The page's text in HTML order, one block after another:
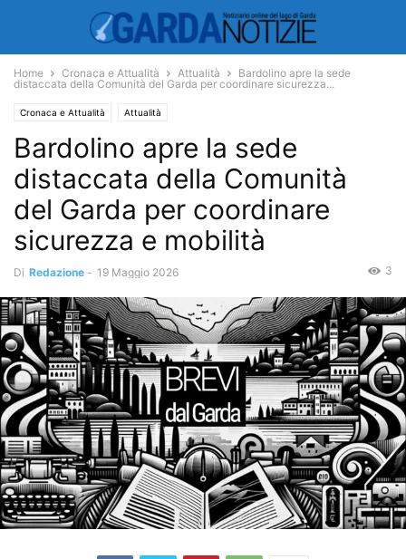
Home Cronaca e Attualità Attualità
Bardolino apre la sede
distaccata della Comunità del Garda per coordinare sicurezza...
Cronaca e Attualità Attualità
Bardolino apre la sede
distaccata della Comunità
del Garda per coordinare
sicurezza e mobilità
Di Redazione - 19 Maggio 2026 3